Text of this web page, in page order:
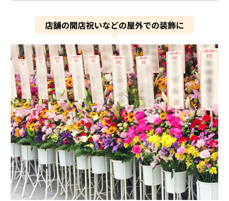
店舗の開店祝いなどの屋外での装飾に